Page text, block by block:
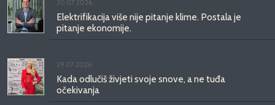
30.07.2026.
Elektrifikacija više nije pitanje klime. Postala je
pitanje ekonomije.
29.07.2026.
Kada odlučiš živjeti svoje snove, a ne tuđa
očekivanja